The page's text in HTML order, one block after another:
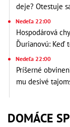
deje? Otestuje
Nedeľa 22:00
Hospodárová
Ďurianovú: Keď
Nedeľa 22:00
Príšerné
mu desivé
DOMÁCE